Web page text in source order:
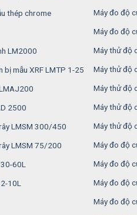
thép chrome
LM2000
bị mẫu XRF LMTP 1-25
2500
LMSM 300/450
LMSM 75/200
60L
10L
Máy đo độ
Máy đo độ
Máy thử độ
Máy thử độ
Máy thử độ
Máy thử độ
Máy thử độ
Máy đo độ
Máy đo độ
Máy đo độ
Máy đo độ